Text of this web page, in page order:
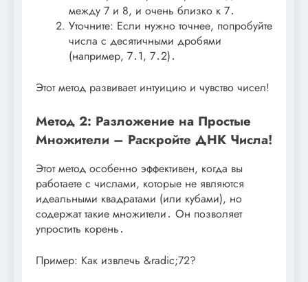
между 7 и 8, и очень близко к 7․
Уточните: Если нужно точнее, попробуйте
числа с десятичными дробями
(например, 7․1, 7․2)․
Этот метод развивает интуицию и чувство чисел!
Метод 2: Разложение на Простые
Множители – Раскройте ДНК Числа!
Этот метод особенно эффективен, когда вы
работаете с числами, которые не являются
идеальными квадратами (или кубами), но
содержат такие множители․ Он позволяет
упростить корень․
Пример: Как извлечь &radic;72?